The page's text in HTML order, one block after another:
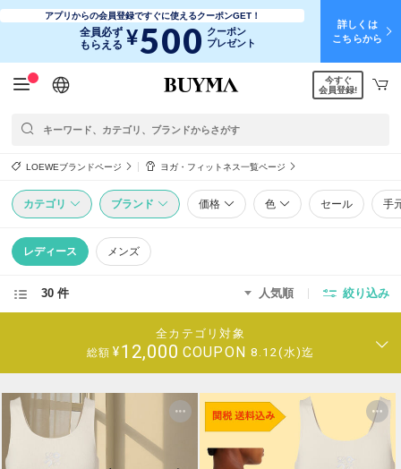
アプリからの会員登録ですぐに使えるクーポンGET！
全員必ず
もらえる ¥500 クーポン
プレゼント
詳しくは
こちらから
日本語
English
简体中文
繁體中文
今すぐ
会員登録!
LOEWEブランドページ ヨガ・フィットネス一覧ページ
カテゴリ ブランド 価格 色 セール 手
レディース メンズ
30 件 人気順 絞り込み
全カテゴリ対象
総額 ¥12,000 COUPON 8.12(水)迄